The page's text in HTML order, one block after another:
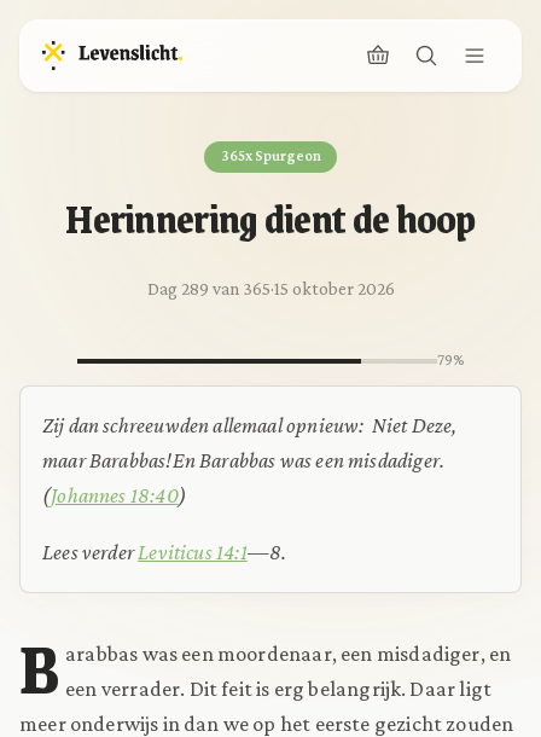
365x Spurgeon
Herinnering dient de hoop
Dag 289 van 365·15 oktober 2026
79%
Zij dan schreeuwden allemaal opnieuw: Niet Deze,
maar Barabbas!En Barabbas was een misdadiger.
(Johannes 18:40)
Lees verderLeviticus 14:1—8.
B arabbas was een moordenaar, een misdadiger, en
een verrader. Dit feit is erg belangrijk. Daar ligt
meer onderwijs in dan we op het eerste gezicht zouden